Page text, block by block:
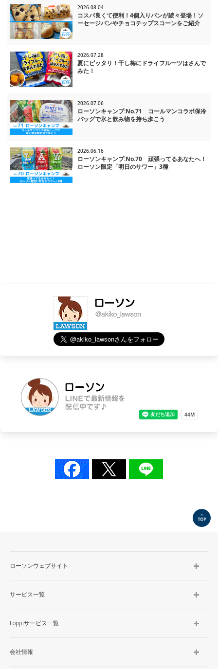
2026.08.04
コスパ良くて便利！4個入りパンが続々登場！ソ
ーセージパンやチョコチップスコーンをご紹介
2026.07.28
夏にピッタリ！干し梅にドライフルーツはさんで
みた！
2026.07.06
ローソンキャンプ:No.71 コールマンコラボ保冷
バッグで氷と飲み物を持ち歩こう
2026.06.16
ローソンキャンプ:No.70 頑張ってるあなたへ！
ローソン限定「明日のサワー」3種
ローソンウェブサイト
サービス一覧
Loppiサービス一覧
会社情報